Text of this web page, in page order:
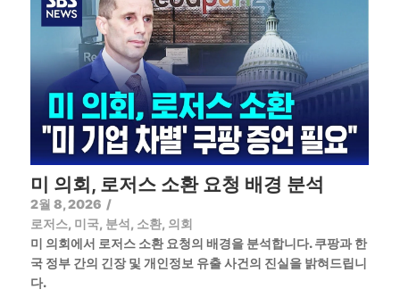
미 의회, 로저스 소환 요청 배경 분석
2월 8, 2026 /
로저스, 미국, 분석, 소환, 의회
미 의회에서 로저스 소환 요청의 배경을 분석합니다. 쿠팡과 한
국 정부 간의 긴장 및 개인정보 유출 사건의 진실을 밝혀드립니
다.